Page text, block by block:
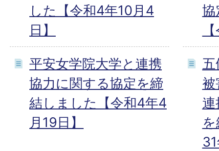
した【令和4年10月4
日】
協
平安女学院大学と連携
協力に関する協定を締
結しました【令和4年4
月19日】
五
被